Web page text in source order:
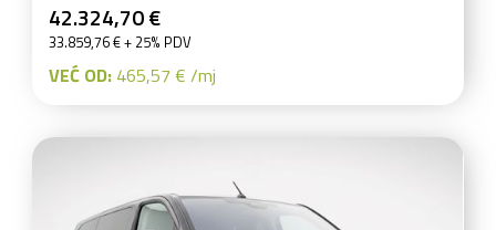
42.324,70 €
33.859,76 € + 25% PDV
VEĆ OD: 465,57 € /mj